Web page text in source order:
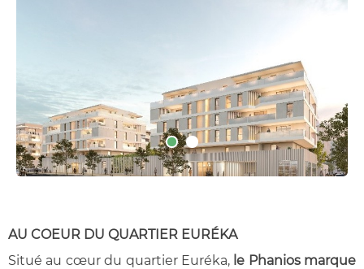
AU COEUR DU QUARTIER EURÉKA
Situé au cœur du quartier Euréka, le Phanios marque